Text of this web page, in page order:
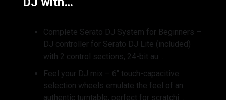
Complete Serato DJ System for Beginners –
DJ controller for Serato DJ Lite (included)
with 2 control sections, 24-bit au…
Feel your DJ mix – 6″ touch-capacitive
selection wheels emulate the feel of an
authentic turntable, perfect for scratchi…